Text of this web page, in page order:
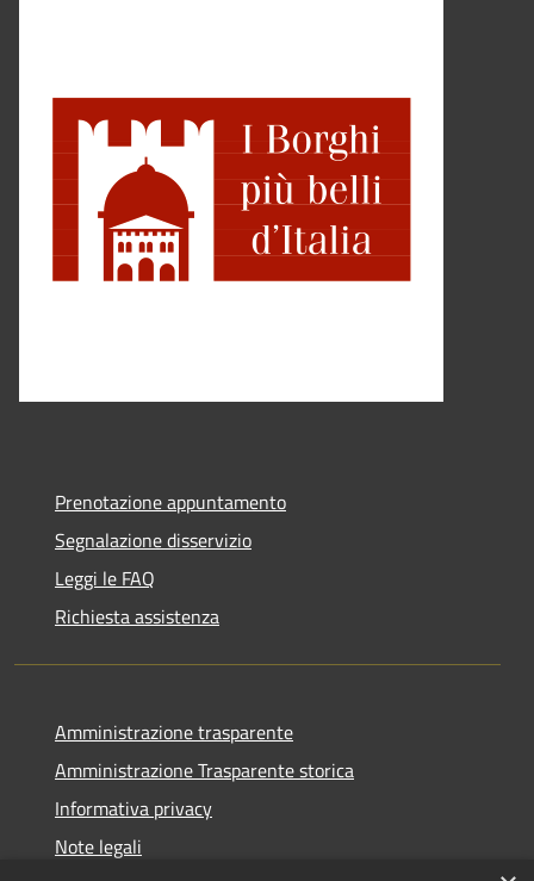
Prenotazione appuntamento
Segnalazione disservizio
Leggi le FAQ
Richiesta assistenza
Amministrazione trasparente
Amministrazione Trasparente storica
Informativa privacy
Note legali